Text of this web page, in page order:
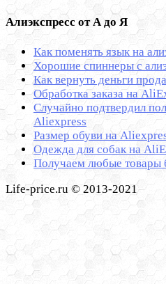
Алиэкспресс от А до Я
Как поменять язык на
Хорошие спиннеры с
Как вернуть деньги
Обработка заказа на
Cлучайно подтвердил
Aliexpress
Размер обуви на
Одежда для собак на
Получаем любые товары
Life-price.ru © 2013-2021